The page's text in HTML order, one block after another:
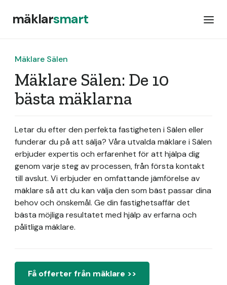
mäklarsmart
Mäklare Sälen
Mäklare Sälen: De 10
bästa mäklarna
Letar du efter den perfekta fastigheten i Sälen eller
funderar du på att sälja? Våra utvalda mäklare i Sälen
erbjuder expertis och erfarenhet för att hjälpa dig
genom varje steg av processen, från första kontakt
till avslut. Vi erbjuder en omfattande jämförelse av
mäklare så att du kan välja den som bäst passar dina
behov och önskemål. Ge din fastighetsaffär det
bästa möjliga resultatet med hjälp av erfarna och
pålitliga mäklare.
Få offerter från mäklare >>